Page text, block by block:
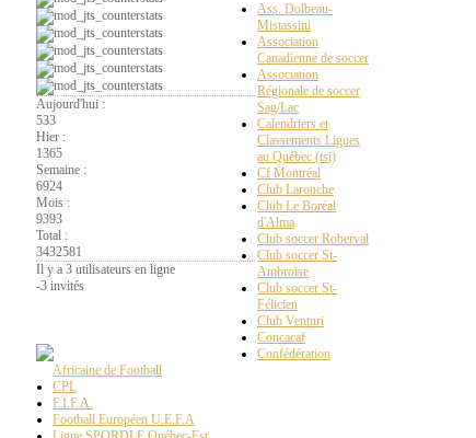
Aujourd'hui :
533
Hier :
1365
Semaine :
6924
Mois :
9393
Total :
3432581
Il y a 3 utilisateurs en ligne
-3 invités
Ass. Dolbeau-
Mistassini
Association
Canadienne de soccer
Association
Régionale de soccer
Sag/Lac
Calendriers et
Classements Ligues
au Québec (tsi)
Cf Montréal
Club Larouche
Club Le Boréal
d'Alma
Club soccer Roberval
Club soccer St-
Ambroise
Club soccer St-
Félicien
Club Venturi
Concacaf
Confédération
Africaine de Football
CPL
F.I.F.A.
Football Européen U.E.F.A